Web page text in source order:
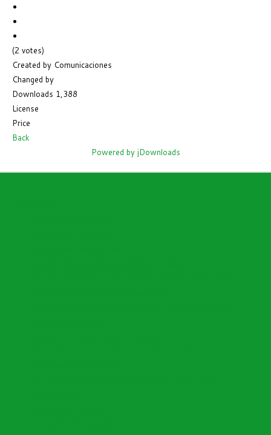
(2 votes)
Created by Comunicaciones
Changed by
Downloads 1,388
License
Price
Back
Powered by jDownloads